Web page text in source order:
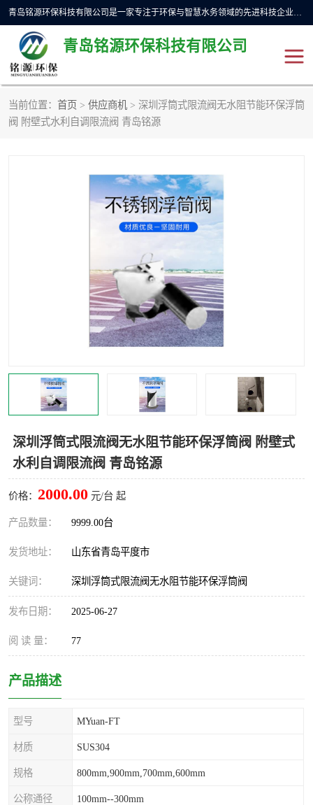
青岛铭源环保科技有限公司是一家专注于环保与智慧水务领域的先进科技企业，公司专注于云智能一体化预制泵站、水务循环利用、海绵城市、云智慧水务开发及新型环保技术研发等领域。铭源环保以为客户提供优质产品、专业技术服务为己任。为客户提供量身定制方案，提供多种配置方案满足实际使用要求。严控供货周期，并提供高标准后期维护。以环保为己任，视质量如生命，以技术做先导，靠诚信赢客户。
青岛铭源环保科技有限公司
当前位置： 首页 > 供应商机 > 深圳浮筒式限流阀无水阻节能环保浮筒
阀 附壁式水利自调限流阀 青岛铭源
深圳浮筒式限流阀无水阻节能环保浮筒阀 附壁式
水利自调限流阀 青岛铭源
价格： 2000.00 元/台 起
产品数量： 9999.00台
发货地址： 山东省青岛平度市
关键词： 深圳浮筒式限流阀无水阻节能环保浮筒阀
发布日期： 2025-06-27
阅 读 量： 77
产品描述
型号 MYuan-FT
材质 SUS304
规格 800mm,900mm,700mm,600mm
公称通径 100mm--300mm
一体化HMPP泵站
液动限流闸门
一体化预制泵站
真空冲洗装置
雨水收集回用装置 门式冲洗装置
智能一体化灌溉泵房 一体化污水处理泵房
一体化泵闸
真空冲洗设备
水平自清洗格栅